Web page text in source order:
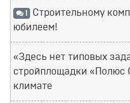
1 Строительному
юбилеем!
«Здесь нет типовых
стройплощадки «Полюс
климате